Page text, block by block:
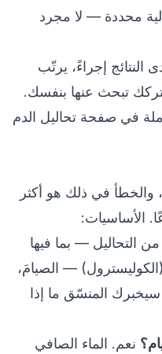
محددة — لا مجرد
النتائج إجراءً، يرتّب
تركك تبحث عنها بنفسك.
في صفحة تحاليل الدم
والخطأ في ذلك هو أكثر
الأساسيات:
التحاليل — بما فيها
— الصيامَ،
المنسّق ما إذا
نعم. الماء الصافي